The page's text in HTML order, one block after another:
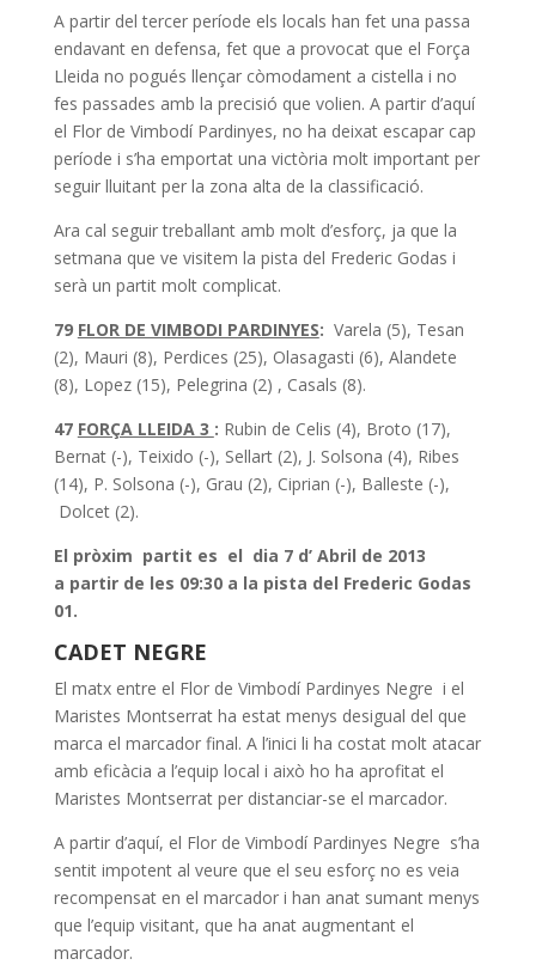
A partir del tercer període els locals han fet una passa
endavant en defensa, fet que a provocat que el Força
Lleida no pogués llençar còmodament a cistella i no
fes passades amb la precisió que volien. A partir d’aquí
el Flor de Vimbodí Pardinyes, no ha deixat escapar cap
període i s’ha emportat una victòria molt important per
seguir lluitant per la zona alta de la classificació.
Ara cal seguir treballant amb molt d’esforç, ja que la
setmana que ve visitem la pista del Frederic Godas i
serà un partit molt complicat.
79 FLOR DE VIMBODI PARDINYES: Varela (5), Tesan
(2), Mauri (8), Perdices (25), Olasagasti (6), Alandete
(8), Lopez (15), Pelegrina (2) , Casals (8).
47 FORÇA LLEIDA 3 : Rubin de Celis (4), Broto (17),
Bernat (-), Teixido (-), Sellart (2), J. Solsona (4), Ribes
(14), P. Solsona (-), Grau (2), Ciprian (-), Balleste (-),
Dolcet (2).
El pròxim partit es el dia 7 d’ Abril de 2013
a partir de les 09:30 a la pista del Frederic Godas
01.
CADET NEGRE
El matx entre el Flor de Vimbodí Pardinyes Negre i el
Maristes Montserrat ha estat menys desigual del que
marca el marcador final. A l’inici li ha costat molt atacar
amb eficàcia a l’equip local i això ho ha aprofitat el
Maristes Montserrat per distanciar-se el marcador.
A partir d’aquí, el Flor de Vimbodí Pardinyes Negre s’ha
sentit impotent al veure que el seu esforç no es veia
recompensat en el marcador i han anat sumant menys
que l’equip visitant, que ha anat augmentant el
marcador.